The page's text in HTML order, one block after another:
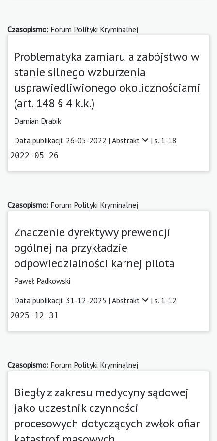
Czasopismo: Forum Polityki Kryminalnej
Problematyka zamiaru a zabójstwo w
stanie silnego wzburzenia
usprawiedliwionego okolicznościami
(art. 148 § 4 k.k.)
Damian Drabik
Data publikacji: 26-05-2022 | Abstrakt | s. 1-18
2022-05-26
Czasopismo: Forum Polityki Kryminalnej
Znaczenie dyrektywy prewencji
ogólnej na przykładzie
odpowiedzialności karnej pilota
Paweł Padkowski
Data publikacji: 31-12-2025 | Abstrakt | s. 1-12
2025-12-31
Czasopismo: Forum Polityki Kryminalnej
Biegły z zakresu medycyny sądowej
jako uczestnik czynności
procesowych dotyczących zwłok ofiar